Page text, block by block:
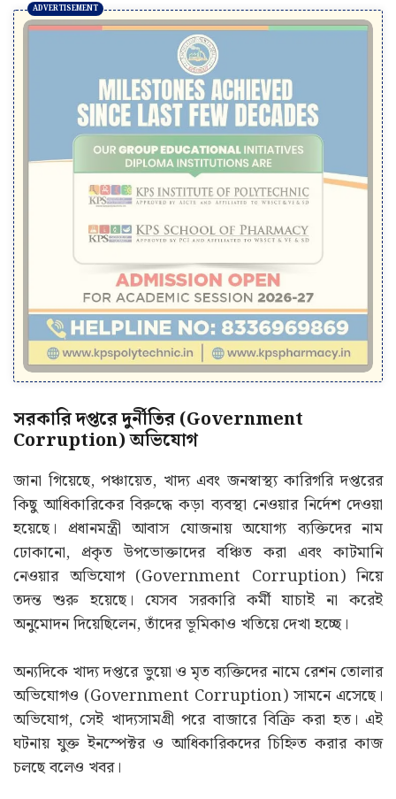
সরকারি দপ্তরে দুর্নীতির (Government
Corruption) অভিযোগ
জানা গিয়েছে, পঞ্চায়েত, খাদ্য এবং জনস্বাস্থ্য কারিগরি দপ্তরের
কিছু আধিকারিকের বিরুদ্ধে কড়া ব্যবস্থা নেওয়ার নির্দেশ দেওয়া
হয়েছে। প্রধানমন্ত্রী আবাস যোজনায় অযোগ্য ব্যক্তিদের নাম
ঢোকানো, প্রকৃত উপভোক্তাদের বঞ্চিত করা এবং কাটমানি
নেওয়ার অভিযোগ (Government Corruption) নিয়ে
তদন্ত শুরু হয়েছে। যেসব সরকারি কর্মী যাচাই না করেই
অনুমোদন দিয়েছিলেন, তাঁদের ভূমিকাও খতিয়ে দেখা হচ্ছে।
অন্যদিকে খাদ্য দপ্তরে ভুয়ো ও মৃত ব্যক্তিদের নামে রেশন তোলার
অভিযোগও (Government Corruption) সামনে এসেছে।
অভিযোগ, সেই খাদ্যসামগ্রী পরে বাজারে বিক্রি করা হত। এই
ঘটনায় যুক্ত ইনস্পেক্টর ও আধিকারিকদের চিহ্নিত করার কাজ
চলছে বলেও খবর।